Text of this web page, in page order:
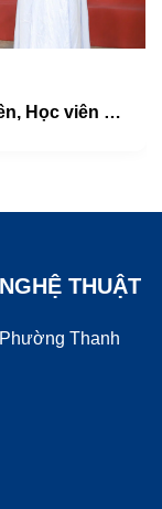
Khai giảng khóa học hè cho sinh viên, Học viên Học viện Nghệ thuật Quảng Tây, Trung Quốc
THUẬT
Thanh